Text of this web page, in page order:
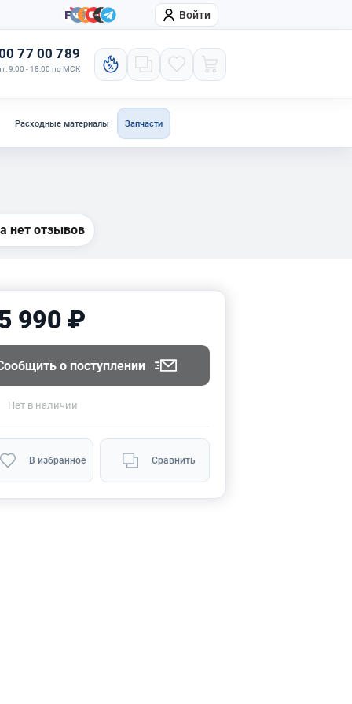
Компания Войти
77 00 789
9:00 - 18:00 по МСК
Расходные материалы Запчасти
нет отзывов
990 ₽
о поступлении
Нет в наличии
В избранное Сравнить